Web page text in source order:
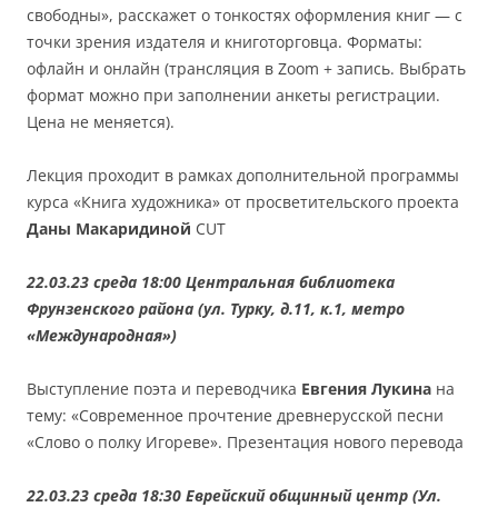
свободны», расскажет о тонкостях оформления книг — с
точки зрения издателя и книготорговца. Форматы:
офлайн и онлайн (трансляция в Zoom + запись. Выбрать
формат можно при заполнении анкеты регистрации.
Цена не меняется).
Лекция проходит в рамках дополнительной программы
курса «Книга художника» от просветительского проекта
Даны Макаридиной CUT
22.03.23 среда 18:00 Центральная библиотека
Фрунзенского района (ул. Турку, д.11, к.1, метро
«Международная»)
Выступление поэта и переводчика Евгения Лукина на
тему: «Современное прочтение древнерусской песни
«Слово о полку Игореве». Презентация нового перевода
22.03.23 среда 18:30 Еврейский общинный центр (Ул.